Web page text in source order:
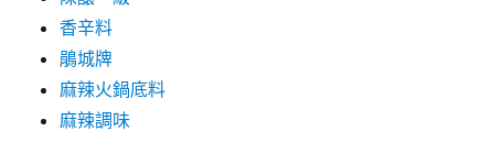
香辛料
鵑城牌
麻辣火鍋底料
麻辣調味